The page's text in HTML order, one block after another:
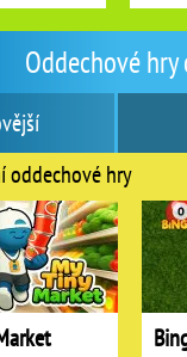
Oddechové
oddechové hry